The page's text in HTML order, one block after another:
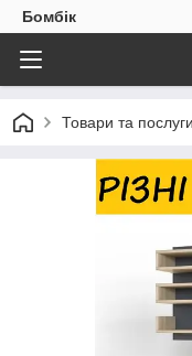
Бомбік
Товари та послуги